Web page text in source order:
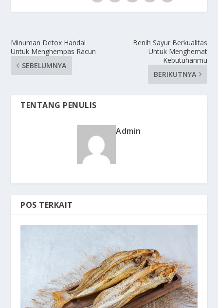
Minuman Detox Handal
Untuk Menghempas Racun
SEBELUMNYA
Benih Sayur Berkualitas
Untuk Menghemat
Kebutuhanmu
BERIKUTNYA
TENTANG PENULIS
Admin
POS TERKAIT